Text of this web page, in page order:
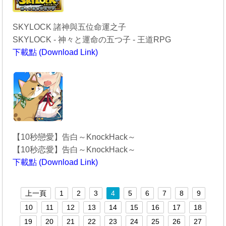
SKYLOCK 諸神與五位命運之子
SKYLOCK - 神々と運命の五つ子 - 王道RPG
下載點 (Download Link)
【10秒戀愛】告白～KnockHack～
【10秒恋愛】告白～KnockHack～
下載點 (Download Link)
上一頁 1 2 3 4 5 6 7 8
9
10
11 12 13 14 15 16 17
18
19
20 21 22 23 24 25 26
27